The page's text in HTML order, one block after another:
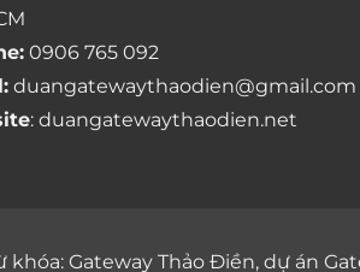
0906 765 092
duangatewaythaodien@gmail.com
: duangatewaythaodien.net
khóa: Gateway Thảo Điền, dự án